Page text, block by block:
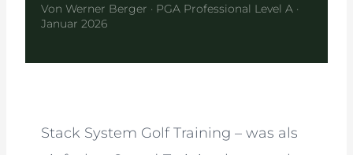
Von Werner Berger · PGA Professional Level A ·
Januar 2026
Stack System Golf Training – was als